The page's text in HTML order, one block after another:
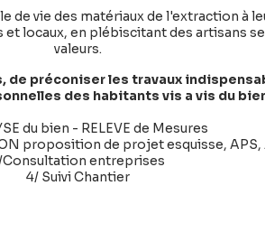
de vie des matériaux de l'extraction à
locaux, en plébiscitant des artisans
valeurs.
de préconiser les travaux
des habitants vis a vis du
du bien - RELEVE de Mesures
proposition de projet esquisse, APS,
entreprises
4/ Suivi Chantier